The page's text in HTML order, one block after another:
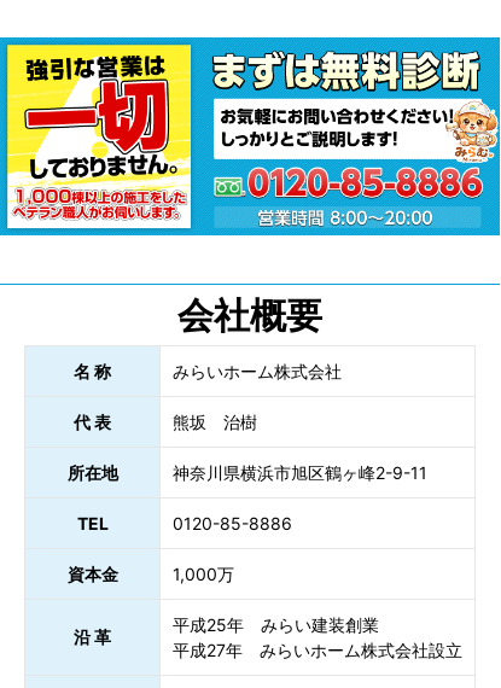
会社概要
名 称 みらいホーム株式会社
代 表 熊坂 治樹
所在地 神奈川県横浜市旭区鶴ヶ峰2-9-11
TEL 0120-85-8886
資本金 1,000万
沿 革
平成25年 みらい建装創業
平成27年 みらいホーム株式会社設立